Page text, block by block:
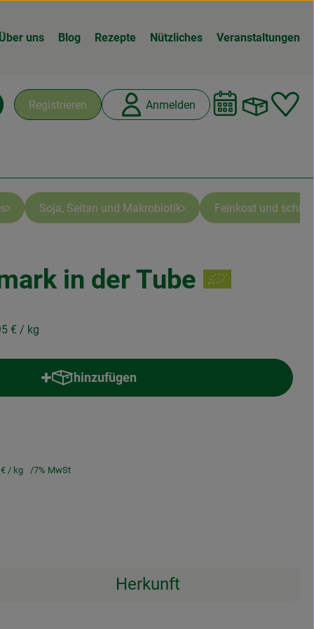
Über uns Blog Rezepte Nützliches Veranstaltungen
Registrieren Anmelden
Soja, Seitan und Makrobiotik Feinkost und
in der Tube
€ / kg
hinzufügen
Produkt zum Warenkorb hinzufügen
/ kg 7% MwSt
Herkunft